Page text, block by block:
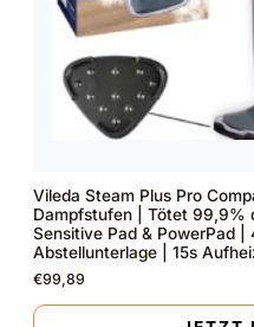
Vileda Steam Plus Pro
Dampfstufen | Tötet 99,9%
Sensitive Pad & PowerPad |
Abstellunterlage | 15s
€99,89